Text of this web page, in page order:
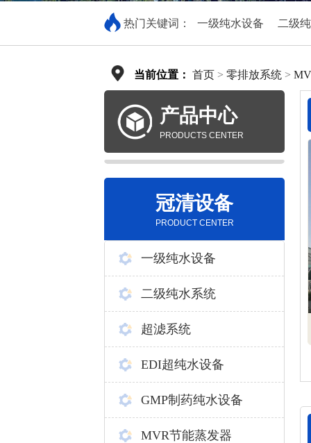
热门关键词： 一级纯水设备 二级
当前位置： 首页 > 零排放系统 >
产品中心
PRODUCTS CENTER
冠清设备
PRODUCT CENTER
一级纯水设备
二级纯水系统
超滤系统
EDI超纯水设备
GMP制药纯水设备
MVR节能蒸发器